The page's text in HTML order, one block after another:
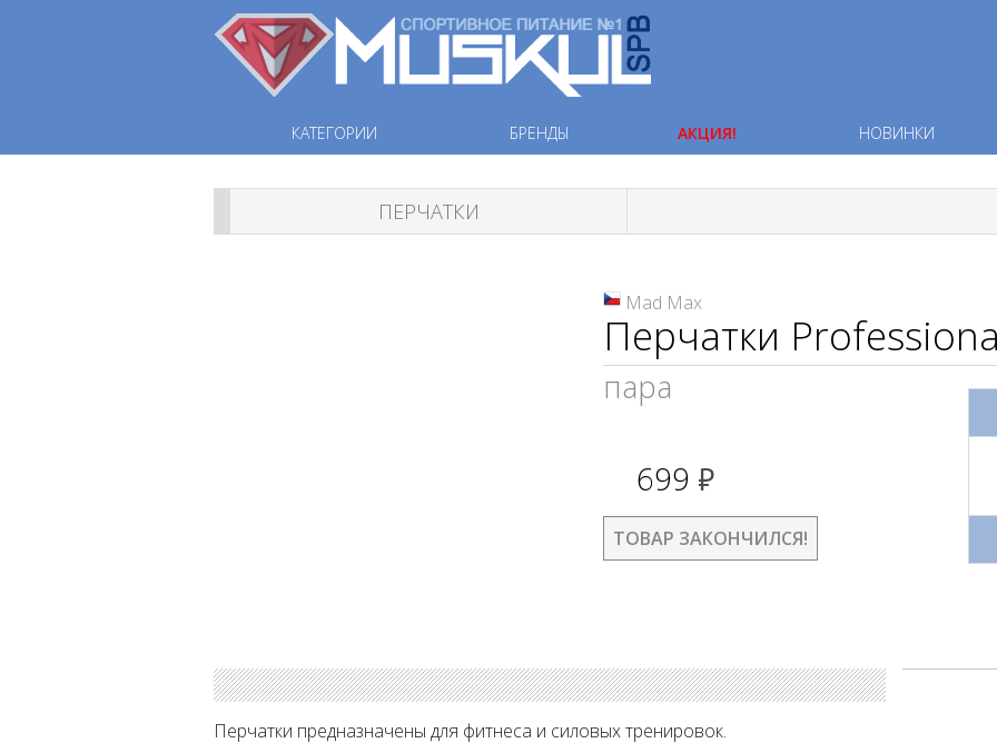
КАТЕГОРИИ БРЕНДЫ АКЦИЯ! НОВИНКИ
ПЕРЧАТКИ
Mad Max
Перчатки
пара
699 руб.
ТОВАР ЗАКОНЧИЛСЯ!
Перчатки предназначены для фитнеса и силовых тренировок.